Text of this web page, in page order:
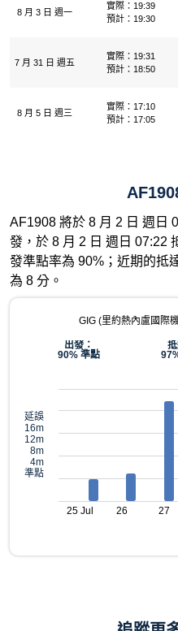
8 月 3 日 週一
實際：19:39
預計：19:30
7 月 31 日 週五
實際：19:31
預計：18:50
8 月 5 日 週三
實際：17:10
預計：17:05
AF1908 將於 8 月 2 日 週日
發，於 8 月 2 日 週日 07:22
發準點率為 90%；近期的抵
為 8 分。
GIG (里約熱內盧國際
出發：
90% 準點
抵
延誤
16m
12m
8m
4m
準點
25 Jul 26 27